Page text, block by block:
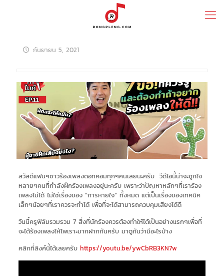
กันยายน 5, 2021
สวัสดีแฟนๆชาวร้องเพลงดอทคอมทุกๆคนเลยนะครับ วีดีโอนี้น่าจะถูกใจ
หลายๆคนที่กำลังฝึกร้องเพลงอยู่นะครับ เพราะว่าปัญหาหลักๆที่เราร้อง
เพลงไม่ได้ ไม่ใช่เรื่องของ “การหายใจ” ทั้งหมด แต่เป็นเรื่องของเทคนิค
เล็กๆน้อยๆที่เราควรจะทำได้ เพื่อที่จะได้สามารถควบคุมเสียงได้ดี
วันนี้ครูฟิล์มรวมรวม 7 สิ่งที่นักร้องควรต้องทำให้ได้เป็นอย่างแรกๆเพื่อที่
จะได้ร้องเพลงให้ไพเราะมากฝากกันครับ มาดูกันว่ามีอะไรบ้าง
คลิกที่ลิงค์นี้ได้เลยครับ https://youtu.be/ywCbRB3KN7w